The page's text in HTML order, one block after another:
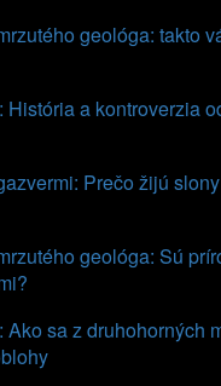
geológa: takto
História a kontroverzia
Prečo žijú
geológa: Sú
Ako sa z druhohorných